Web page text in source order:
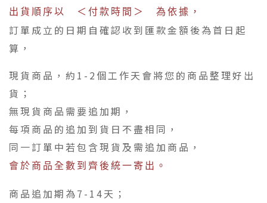
出貨順序以 ＜付款時間＞ 為依據，
訂單成立的日期自確認收到匯款金額後為首日起
算，
現貨商品，約1-2個工作天會將您的商品整理好出
貨；
無現貨商品需要追加期，
每項商品的追加到貨日不盡相同，
同一訂單中若包含現貨及需追加商品，
會於商品全數到齊後統一寄出。
商品追加期為7-14天；